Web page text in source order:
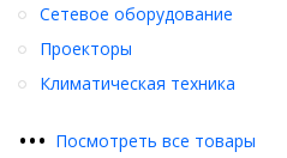
Сетевое оборудование
Проекторы
Климатическая техника
••• Посмотреть все товары